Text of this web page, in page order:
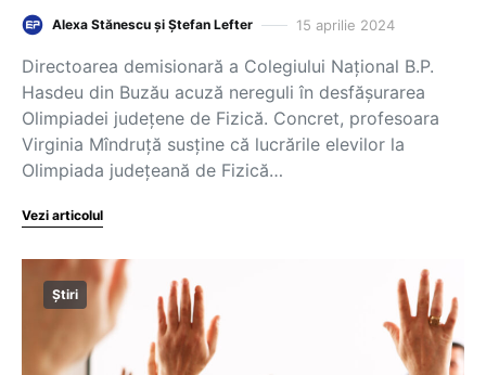
Alexa Stănescu și Ștefan Lefter 15 aprilie 2024
Directoarea demisionară a Colegiului Național B.P.
Hasdeu din Buzău acuză nereguli în desfășurarea
Olimpiadei județene de Fizică. Concret, profesoara
Virginia Mîndruță susține că lucrările elevilor la
Olimpiada județeană de Fizică…
Vezi articolul
Știri